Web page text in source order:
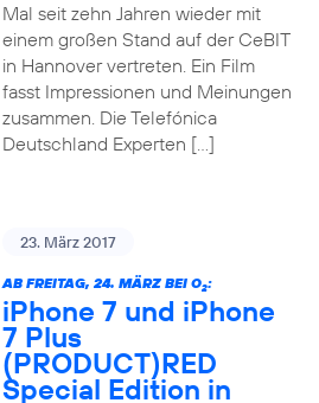
Mal seit zehn Jahren wieder mit
einem großen Stand auf der CeBIT
in Hannover vertreten. Ein Film
fasst Impressionen und Meinungen
zusammen. Die Telefónica
Deutschland Experten […]
23. März 2017
AB FREITAG, 24. MÄRZ BEI O2:
iPhone 7 und iPhone
7 Plus
(PRODUCT)RED
Special Edition in